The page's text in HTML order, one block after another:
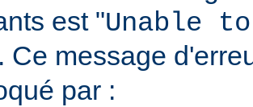
est "Unable
Ce message
par :